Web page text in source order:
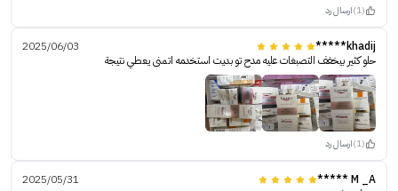
(1) ارسال رد
khadij*****
2025/06/03
حلو كثير بيخفف التصبغات عليه مدح تو بديت استخدمه اتمنى يعطي نتيجة
(1) ارسال رد
M _A *****
2025/05/31